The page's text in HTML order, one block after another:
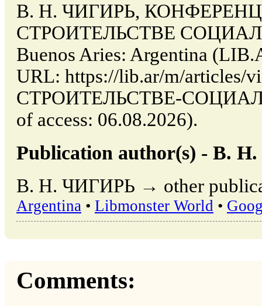
В. Н. ЧИГИРЬ,
СТРОИТЕЛЬСТВЕ
Buenos Aries: Argentina
URL: https://lib.ar/m/
СТРОИТЕЛЬСТВЕ-
of access: 06.08.2026).
Publication author(s) - В.
В. Н. ЧИГИРЬ → other
Argentina • Libmonster World •
Comments: